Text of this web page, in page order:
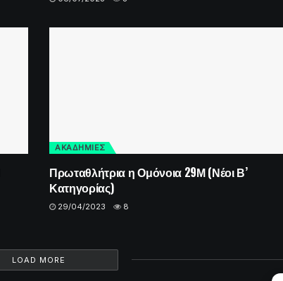
ΑΚΑΔΗΜΙΕΣ
Πρωταθλήτρια η Ομόνοια 29Μ (Νέοι Β’
Κατηγορίας)
29/04/2023 8
LOAD MORE